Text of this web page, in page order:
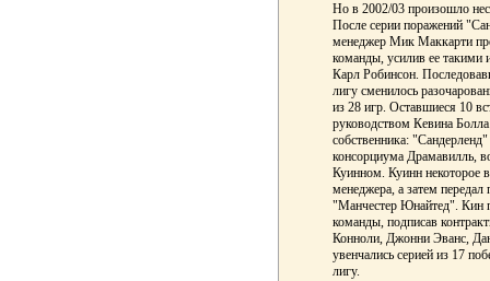
Но в 2002/03 произошло
После серии поражений
менеджер Мик Маккарти
команды, усилив ее такими
Карл Робинсон.
лигу сменилось
из 28 игр. Оставшиеся 10
руководством Кевина
собственника:
консорциума Драмавилль,
Куинном. Куинн некоторое
менеджера, а затем
"Манчестер Юнайтед". Кин
команды, подписав
Конноли, Джонни Эванс,
увенчались серией из 17
лигу.